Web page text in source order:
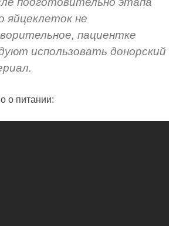
яйцеклеток не
пациентке
использовать донорский
о питании: